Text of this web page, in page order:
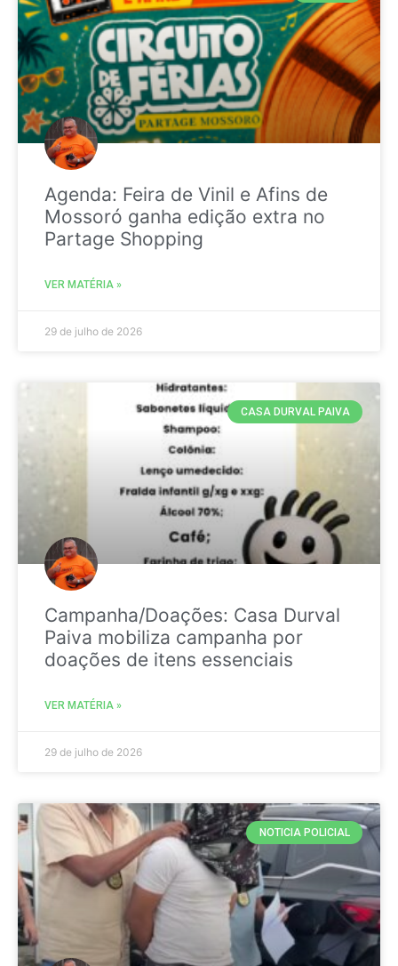
Agenda: Feira de Vinil e Afins de
Mossoró ganha edição extra no
Partage Shopping
VER MATÉRIA »
29 de julho de 2026
CASA DURVAL PAIVA
Campanha/Doações: Casa Durval
Paiva mobiliza campanha por
doações de itens essenciais
VER MATÉRIA »
29 de julho de 2026
NOTICIA POLICIAL